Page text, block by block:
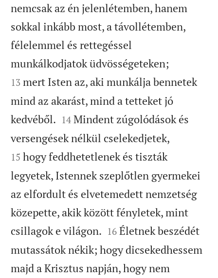
nemcsak az én jelenlétemben, hanem
sokkal inkább most, a távollétemben,
félelemmel és rettegéssel
munkálkodjatok üdvösségeteken;
13 mert Isten az, aki munkálja bennetek
mind az akarást, mind a tetteket jó
kedvéből. 

14 Mindent zúgolódások és
versengések nélkül cselekedjetek,
15 hogy feddhetetlenek és tiszták
legyetek, Istennek szeplőtlen gyermekei
az elfordult és elvetemedett nemzetség
közepette, akik között fényletek, mint
csillagok e világon. 

16 Életnek beszédét
mutassátok nékik; hogy dicsekedhessem
majd a Krisztus napján, hogy nem